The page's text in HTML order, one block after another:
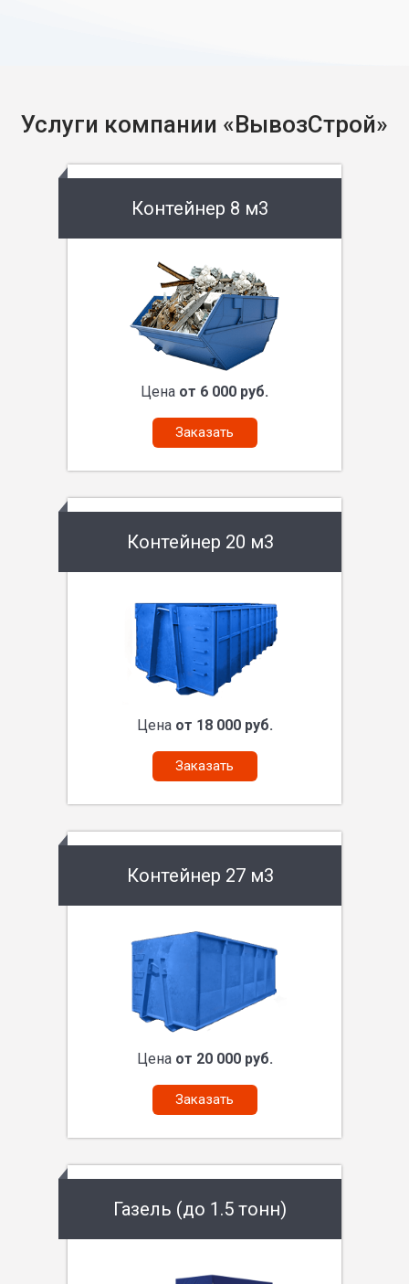
Услуги компании «ВывозСтрой»
Контейнер 8 м3
Цена от 6 000 руб.
Заказать
Контейнер 20 м3
Цена от 18 000 руб.
Заказать
Контейнер 27 м3
Цена от 20 000 руб.
Заказать
Газель (до 1.5 тонн)